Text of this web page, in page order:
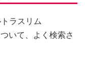
ラスリム
いて、よく検索さ